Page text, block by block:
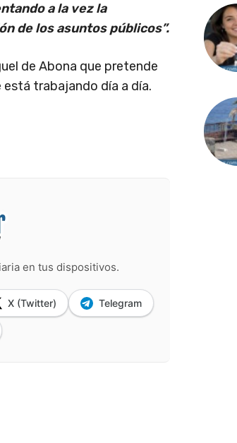
a la vez la
de los asuntos públicos”.
de Abona que pretende
está trabajando día a día.
en tus dispositivos.
X (Twitter) Telegram